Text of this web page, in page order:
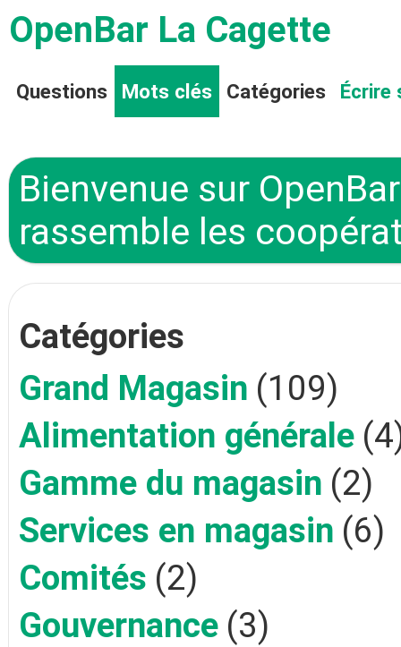
OpenBar La Cagette
Questions Mots clés Catégories Écrire
Bienvenue sur
rassemble les
Catégories
Grand Magasin (109)
Alimentation générale
Gamme du magasin (2)
Services en magasin (6)
Comités (2)
Gouvernance (3)